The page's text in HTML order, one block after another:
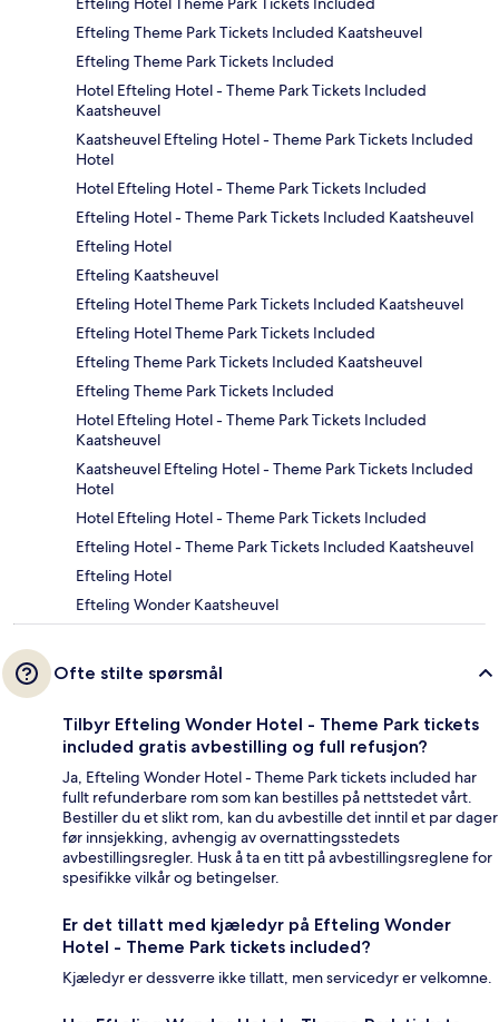
Efteling Theme Park Tickets Included Kaatsheuvel
Efteling Theme Park Tickets Included
Hotel Efteling Hotel - Theme Park Tickets Included
Kaatsheuvel
Kaatsheuvel Efteling Hotel - Theme Park Tickets Included
Hotel
Hotel Efteling Hotel - Theme Park Tickets Included
Efteling Hotel - Theme Park Tickets Included Kaatsheuvel
Efteling Hotel
Efteling Kaatsheuvel
Efteling Hotel Theme Park Tickets Included Kaatsheuvel
Efteling Hotel Theme Park Tickets Included
Efteling Theme Park Tickets Included Kaatsheuvel
Efteling Theme Park Tickets Included
Hotel Efteling Hotel - Theme Park Tickets Included
Kaatsheuvel
Kaatsheuvel Efteling Hotel - Theme Park Tickets Included
Hotel
Hotel Efteling Hotel - Theme Park Tickets Included
Efteling Hotel - Theme Park Tickets Included Kaatsheuvel
Efteling Hotel
Efteling Wonder Kaatsheuvel
Ofte stilte spørsmål
Tilbyr Efteling Wonder Hotel - Theme Park tickets
included gratis avbestilling og full refusjon?
Ja, Efteling Wonder Hotel - Theme Park tickets included har
fullt refunderbare rom som kan bestilles på nettstedet vårt.
Bestiller du et slikt rom, kan du avbestille det inntil et par dager
før innsjekking, avhengig av overnattingsstedets
avbestillingsregler. Husk å ta en titt på avbestillingsreglene for
spesifikke vilkår og betingelser.
Er det tillatt med kjæledyr på Efteling Wonder
Hotel - Theme Park tickets included?
Kjæledyr er dessverre ikke tillatt, men servicedyr er velkomne.